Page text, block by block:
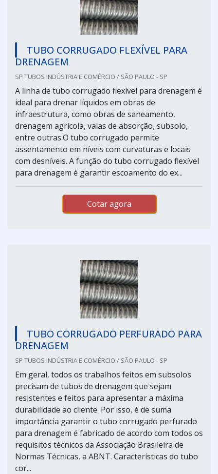
TUBO CORRUGADO FLEXÍVEL PARA
DRENAGEM
SP TUBOS INDÚSTRIA E COMÉRCIO / SÃO PAULO - SP
A linha de tubo corrugado flexível para drenagem é
ideal para drenar líquidos em obras de
infraestrutura, como obras de saneamento,
drenagem agrícola, valas de absorção, subsolo,
entre outras.O tubo corrugado permite
assentamento em níveis com curvaturas e locais
com desníveis. A função do tubo corrugado flexível
para drenagem é garantir escoamento do ex...
Cotar agora
TUBO CORRUGADO PERFURADO PARA
DRENAGEM
SP TUBOS INDÚSTRIA E COMÉRCIO / SÃO PAULO - SP
Em geral, todos os trabalhos feitos em subsolos
precisam de tubos de drenagem que sejam
resistentes e feitos para apresentar a máxima
durabilidade ao cliente. Por isso, é de suma
importância garantir o tubo corrugado perfurado
para drenagem é fabricado de acordo com todos os
requisitos técnicos da Associação Brasileira de
Normas Técnicas, a ABNT. Características do tubo
cor...